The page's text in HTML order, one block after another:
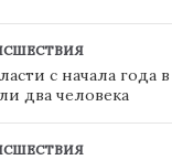
с начала года
два человека